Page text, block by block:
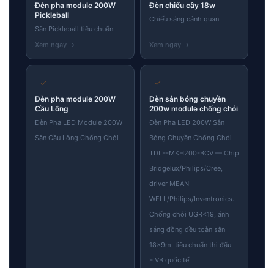
Đèn pha module 200W
Pickleball
Sân Pickleball tiêu chuẩn
Đèn chiếu cây 18w
Chiếu sáng cảnh quan
✓
Đèn pha module 200W
Cầu Lông
Đèn Pha LED Module 200W
Sân Cầu Lông Chống Chói
✓
Đèn sân bóng chuyền
200w module chống chói
Đèn Pha LED 200W Sân
Bóng Chuyền Chống Chói
TDLF-MKH200-BCV — Chip
Bridgelux/Philips/Cree,
driver MEAN
WELL/Philips/Inventronics.
Chống chói UGR<19, ánh
sáng đồng đều toàn sân
18×9m, tiêu chuẩn thi đấu
FIVB quốc tế